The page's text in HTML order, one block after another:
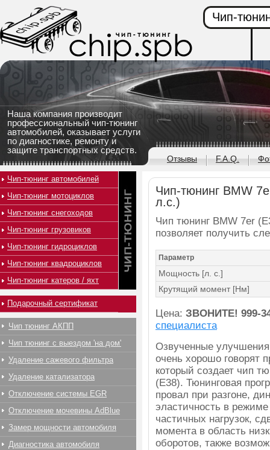
Наша компания производит
профессиональный чип-тюнинг
автомобилей, оказывает услуги
по диагностике, ремонту и
защите транспортных средств.
Чип-
Отзывы F.A.Q.
Чип-тюнинг BMW
л.с.)
Чип тюнинг BMW 7er
позволяет получить
Параметр
Мощность [л. с.]
Крутящий момент [Нм]
Цена: ЗВОНИТЕ! 999-
специалиста
Озвученные
очень хорошо говорят
который создает чип
(E38). Тюнинговая
провал при разгоне,
эластичность в
частичных нагрузок,
момента в область
оборотов, также
Чип-тюнинг автомобилей
Чип-тюнинг мотоциклов
Чип-тюнинг снегоходов
Чип-тюнинг грузовиков
Чип-тюнинг гидроциклов
Чип-тюнинг квадроциклов
Чип-тюнинг катеров / яхт
Подарочный сертификат
Чип тюнинг АКПП
Чип тюнинг с выездом 'на дом'
Удаление сажевого фильтра
Удаление катализатора
Отключение системы EGR
Отключение мочевины AdBlue
Замер мощности автомобиля
Диагностика автомобиля